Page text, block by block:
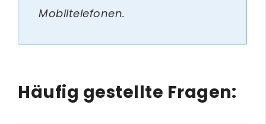
Mobiltelefonen.
Häufig gestellte Fragen: